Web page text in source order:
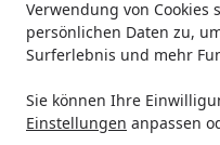
Verwendung von
persönlichen Daten zu,
Surferlebnis und mehr
Sie können Ihre
Einstellungen anpassen
Haben Sie Fragen zu
oder zu unserem
Die häufig